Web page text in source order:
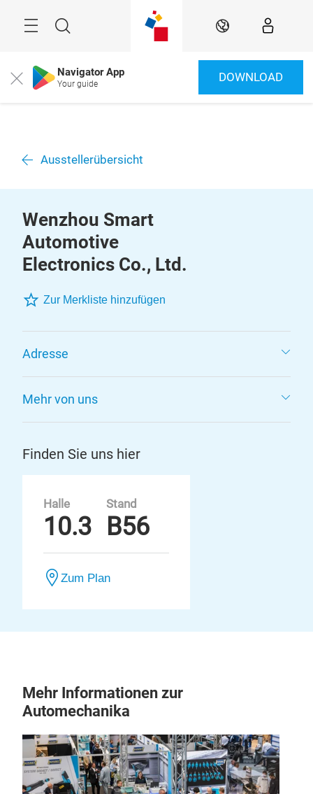
Suche DE
Close Navigator App
Your guide DOWNLOAD
Ausstellerübersicht
Wenzhou Smart
Automotive
Electronics Co., Ltd.
Zur Merkliste hinzufügen
Adresse
Mehr von uns
Finden Sie uns hier
Halle
10.3
Stand
B56
Zum Plan
Mehr Informationen zur
Automechanika